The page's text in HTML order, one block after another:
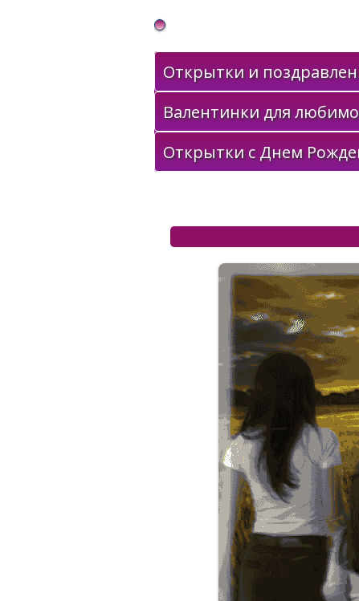
Gif Открытки в подарок
Открытки и
Валентинки для
Открытки с Днем